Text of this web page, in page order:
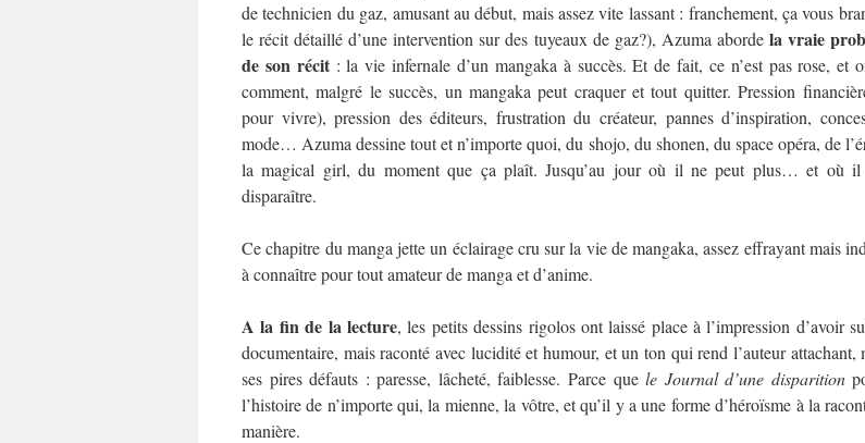
de technicien du gaz, amusant au début, mais assez vite lassant : franchement, ça vous
le récit détaillé d’une intervention sur des tuyeaux de gaz?), Azuma aborde la vraie
de son récit: la vie infernale d’un mangaka à succès. Et de fait, ce n’est pas rose, et
comment, malgré le succès, un mangaka peut craquer et tout quitter. Pression
pour vivre), pression des éditeurs, frustration du créateur, pannes d’inspiration,
mode… Azuma dessine tout et n’importe quoi, du shojo, du shonen, du space opéra, de
la magical girl, du moment que ça plaît. Jusqu’au jour où il ne peut plus… et où il
disparaître.
Ce chapitre du manga jette un éclairage cru sur la vie de mangaka, assez effrayant mais
à connaître pour tout amateur de manga et d’anime.
A la fin de la lecture, les petits dessins rigolos ont laissé place à l’impression d’avoir
documentaire, mais raconté avec lucidité et humour, et un ton qui rend l’auteur attachant,
ses pires défauts : paresse, lâcheté, faiblesse. Parce quele Journal d’une disparition
l’histoire de n’importe qui, la mienne, la vôtre, et qu’il y a une forme d’héroïsme à la
manière.